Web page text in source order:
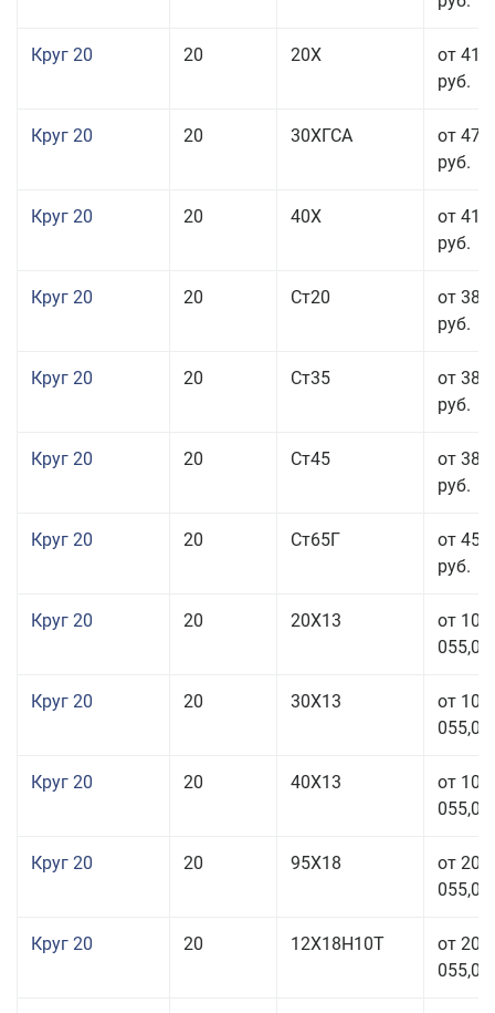
Круг 20 20 20Х
от 41
руб.
Круг 20 20 30ХГСА
от 47
руб.
Круг 20 20 40Х
от 41
руб.
Круг 20 20 Ст20
от 38
руб.
Круг 20 20 Ст35
от 38
руб.
Круг 20 20 Ст45
от 38
руб.
Круг 20 20 Ст65Г
от 45
руб.
Круг 20 20 20Х13
от 103
055,00
Круг 20 20 30Х13
от 103
055,00
Круг 20 20 40Х13
от 103
055,00
Круг 20 20 95Х18
от 208
055,00
Круг 20 20 12Х18Н10Т
от 209
055,00